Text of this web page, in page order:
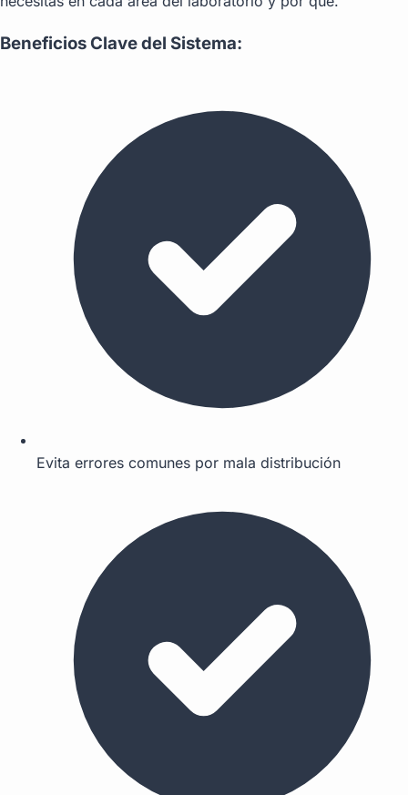
Beneficios Clave del Sistema:
Evita errores comunes por mala distribución